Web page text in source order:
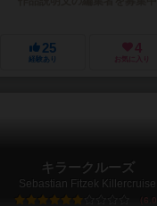
25
経験あり
4
お気に入り
キラークルーズ
Sebastian Fitzek Killercruise
6.0